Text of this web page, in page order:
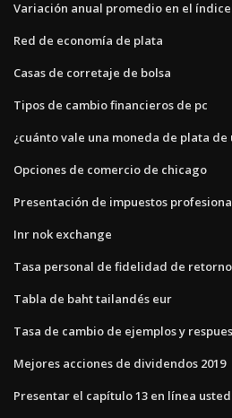
Variación anual promedio en el
Red de economía de plata
Casas de corretaje de bolsa
Tipos de cambio financieros de pc
¿cuánto vale una moneda de plata de
Opciones de comercio de chicago
Presentación de impuestos
Inr nok exchange
Tasa personal de fidelidad de retorno
Tabla de baht tailandés eur
Tasa de cambio de ejemplos y
Mejores acciones de dividendos 2019
Presentar el capítulo 13 en línea